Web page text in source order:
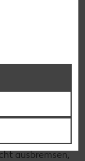
ausbremsen,